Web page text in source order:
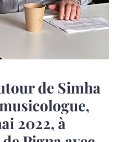
de Simha
2022, à